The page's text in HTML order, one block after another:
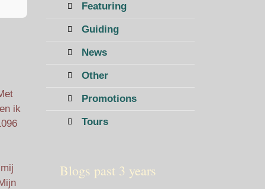
ik
Featuring
Guiding
News
Other
Promotions
Tours
Blogs past 3 years